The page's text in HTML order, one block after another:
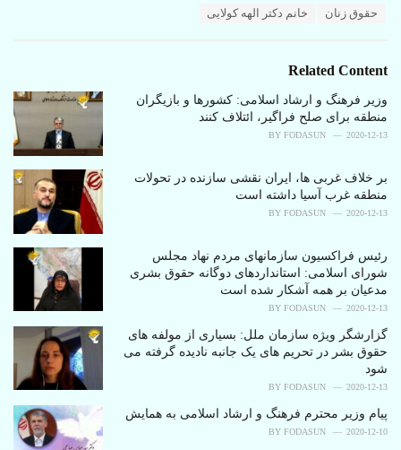
r
:
حقوق زنان خانم دکتر الهه کولایی
Related Content
وزیر فرهنگ و ارشاد اسلامی: کشورها و بازیگران
منطقه برای صلح فراگیر، ائتلاف کنند
BY FODASUN 2020-12-13
بر خلاف غربی ها، ایران نقشی سازنده در تحولات
منطقه غرب آسیا داشته است
BY FODASUN 2020-12-13
رئیس فراکسیون سازمانهای مردم نهاد مجلس
شورای اسلامی: استانداردهای دوگانه حقوق بشری
مدعیان بر همه آشکار شده است
BY FODASUN 2020-12-13
گزارشگر ویژه سازمان ملل: بسیاری از مولفه های
حقوق بشر در تحریم های یک جانبه نادیده گرفته می
شود
BY FODASUN 2020-12-13
پیام وزیر محترم فرهنگ و ارشاد اسلامی به همایش
BY FODASUN 2020-12-10